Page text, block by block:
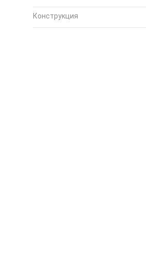
Конструкция